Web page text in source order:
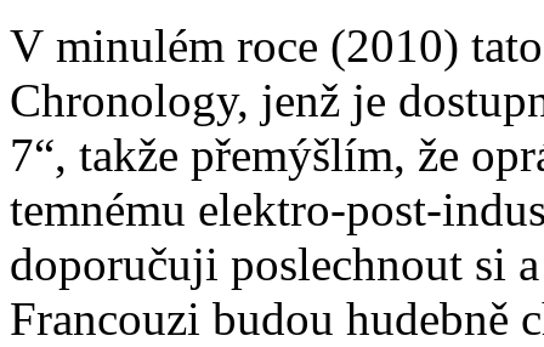
V minulém roce (2010)
Chronology, jenž je
7“, takže přemýšlím, že
temnému elektro-post-
doporučuji poslechnout si
Francouzi budou hudebně